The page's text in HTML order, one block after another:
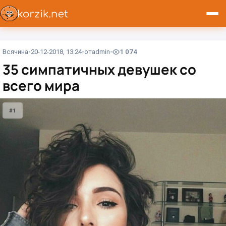
Всячина 20-12-2018, 13:24 отadmin 1 074
35 симпатичных девушек со
всего мира
#1